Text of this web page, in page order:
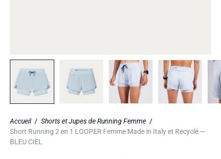
Accueil / Shorts et Jupes de Running Femme /
Short Running 2 en 1 LOOPER Femme Made in Italy et Recyclé —
BLEU CIEL